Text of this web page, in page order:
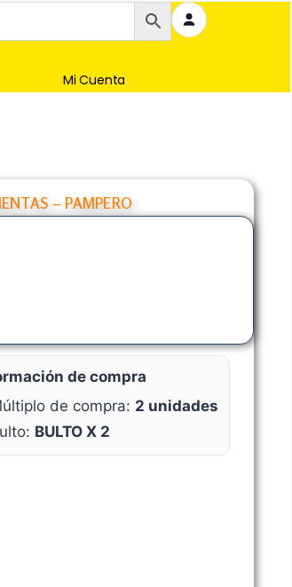
Mi Cuenta
– PAMPERO
de compra
de compra: 2 unidades
BULTO X 2